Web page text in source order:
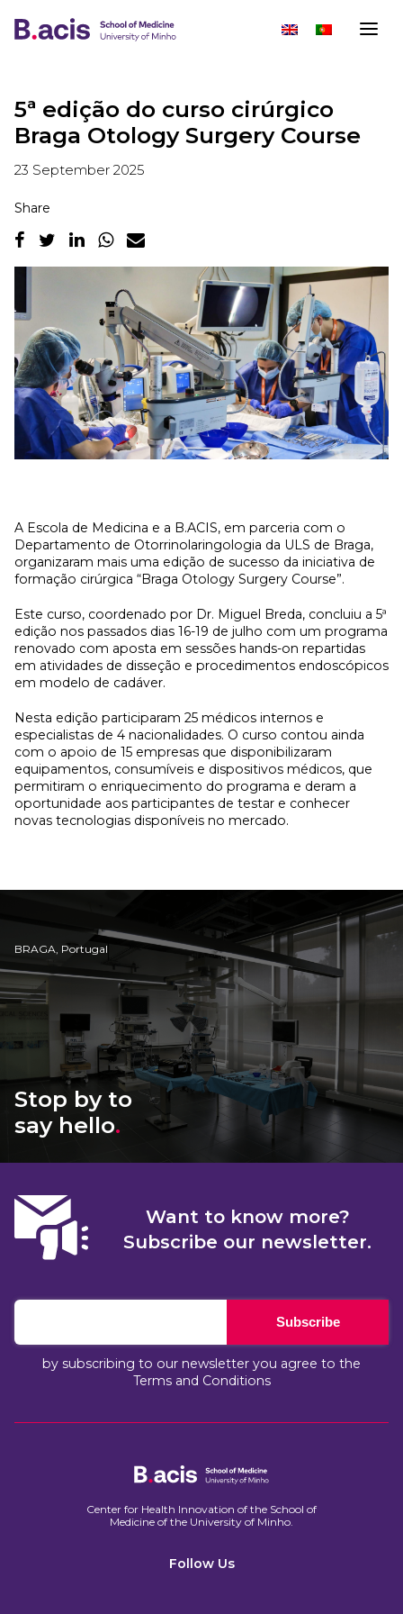
5ª edição do curso cirúrgico
Braga Otology Surgery Course
23 September 2025
Share
A Escola de Medicina e a B.ACIS, em parceria com o
Departamento de Otorrinolaringologia da ULS de Braga,
organizaram mais uma edição de sucesso da iniciativa de
formação cirúrgica “Braga Otology Surgery Course”.
Este curso, coordenado por Dr. Miguel Breda, concluiu a 5ª
edição nos passados dias 16-19 de julho com um programa
renovado com aposta em sessões hands-on repartidas
em atividades de disseção e procedimentos endoscópicos
em modelo de cadáver.
Nesta edição participaram 25 médicos internos e
especialistas de 4 nacionalidades. O curso contou ainda
com o apoio de 15 empresas que disponibilizaram
equipamentos, consumíveis e dispositivos médicos, que
permitiram o enriquecimento do programa e deram a
oportunidade aos participantes de testar e conhecer
novas tecnologias disponíveis no mercado.
BRAGA, Portugal
Stop by to
say hello.
Want to know more?
Subscribe our newsletter.
Subscribe
by subscribing to our newsletter you agree to the
Terms and Conditions
Center for Health Innovation of the School of
Medicine of the University of Minho.​
Follow Us